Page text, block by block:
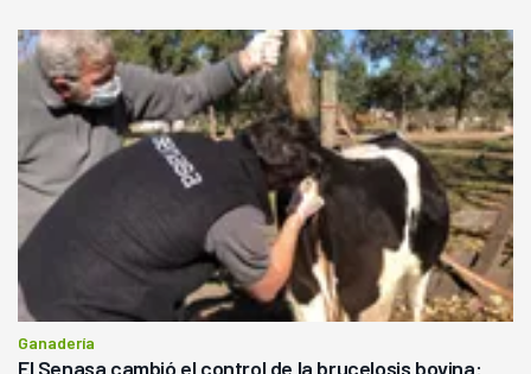
Ganadería
El Senasa cambió el control de la brucelosis bovina: